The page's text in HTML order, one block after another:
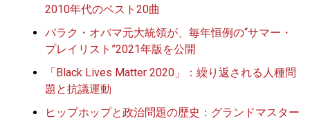
2010年代のベスト20曲
バラク・オバマ元大統領が、毎年恒例の“サマー・
プレイリスト”2021年版を公開
「Black Lives Matter 2020」：繰り返される人種問
題と抗議運動
ヒップホップと政治問題の歴史：グランドマスター